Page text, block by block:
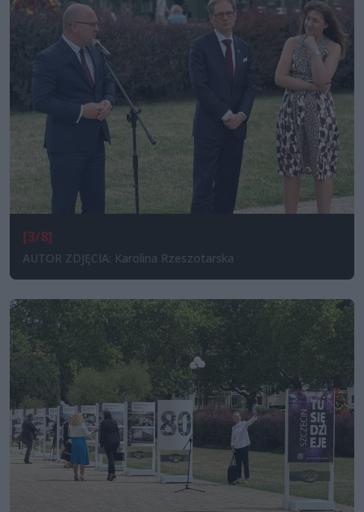
[3/8]
AUTOR ZDJĘCIA: Karolina Rzeszotarska